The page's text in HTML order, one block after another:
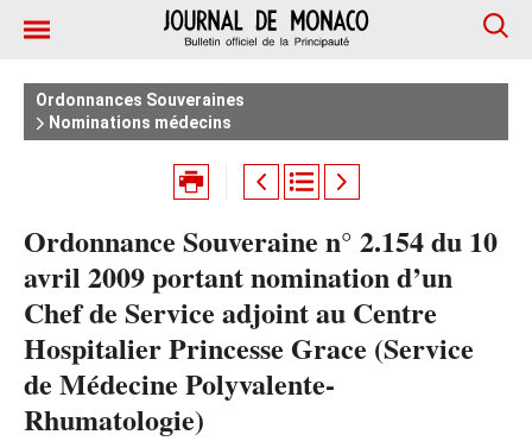
Ordonnances Souveraines
Nominations médecins
Ordonnance Souveraine n° 2.154 du 10
avril 2009 portant nomination d’un
Chef de Service adjoint au Centre
Hospitalier Princesse Grace (Service
de Médecine Polyvalente-
Rhumatologie)